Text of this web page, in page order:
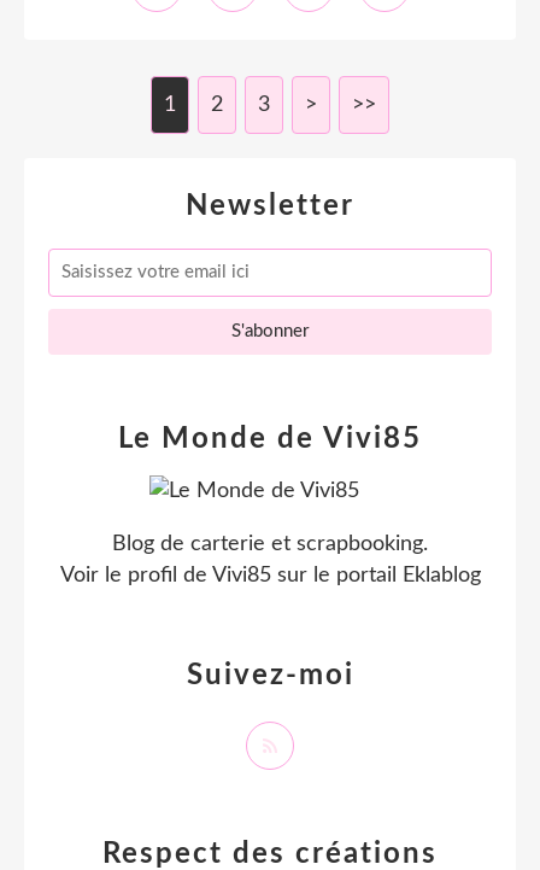
1 2 3 > >>
Newsletter
Le Monde de Vivi85
Blog de carterie et scrapbooking.
Voir le profil de Vivi85sur le portail Eklablog
Suivez-moi
Respect des créations